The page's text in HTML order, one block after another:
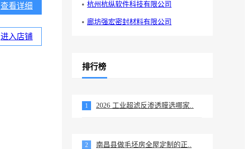
查看详细
进入店铺
杭州杭纵软件科技有限公司
廊坊强宏密封材料有限公司
排行榜
1 2026 工业超滤反渗透膜选哪家..
2 南昌县做毛坯房全屋定制的正..